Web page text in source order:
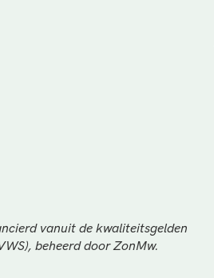
vanuit de kwaliteitsgelden
beheerd door ZonMw.